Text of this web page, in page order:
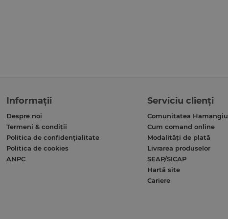
Informații
Despre noi
Termeni & condiții
Politica de confidențialitate
Politica de cookies
ANPC
Serviciu clienți
Comunitatea Hamangiu
Cum comand online
Modalități de plată
Livrarea produselor
SEAP/SICAP
Hartă site
Cariere